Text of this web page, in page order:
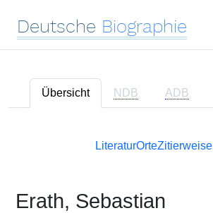
Deutsche Biographie
Übersicht NDB ADB
LiteraturOrteZitierweise
Erath, Sebastian